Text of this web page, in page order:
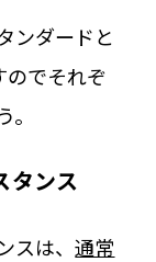
ンダードと
のでそれぞ
タンス
スは、通常